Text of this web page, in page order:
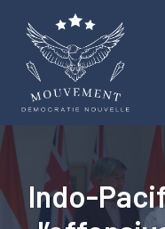
contenu
Indo-